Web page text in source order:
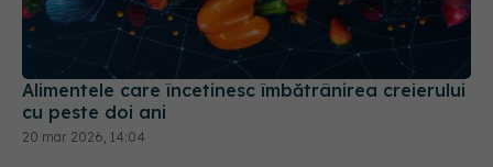
Alimentele care încetinesc îmbătrânirea creierului
cu peste doi ani